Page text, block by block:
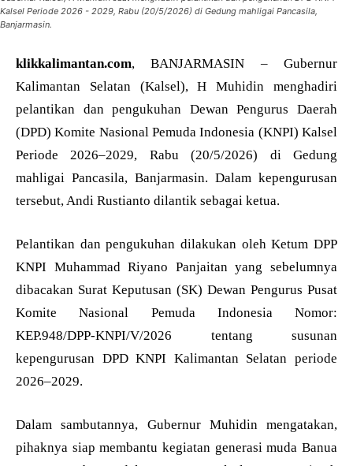
Kalsel Periode 2026 - 2029, Rabu (20/5/2026) di Gedung mahligai Pancasila,
Banjarmasin.
klikkalimantan.com, BANJARMASIN – Gubernur
Kalimantan Selatan (Kalsel), H Muhidin menghadiri
pelantikan dan pengukuhan Dewan Pengurus Daerah
(DPD) Komite Nasional Pemuda Indonesia (KNPI) Kalsel
Periode 2026–2029, Rabu (20/5/2026) di Gedung
mahligai Pancasila, Banjarmasin. Dalam kepengurusan
tersebut, Andi Rustianto dilantik sebagai ketua.
Pelantikan dan pengukuhan dilakukan oleh Ketum DPP
KNPI Muhammad Riyano Panjaitan yang sebelumnya
dibacakan Surat Keputusan (SK) Dewan Pengurus Pusat
Komite Nasional Pemuda Indonesia Nomor:
KEP.948/DPP-KNPI/V/2026 tentang susunan
kepengurusan DPD KNPI Kalimantan Selatan periode
2026–2029.
Dalam sambutannya, Gubernur Muhidin mengatakan,
pihaknya siap membantu kegiatan generasi muda Banua